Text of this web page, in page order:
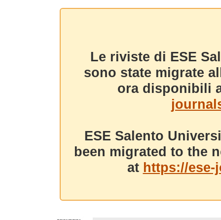
Le riviste di ESE
sono state migrate
ora disponibili
ESE Salento
been migrated to the
at https://